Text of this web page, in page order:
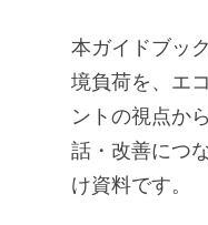
本ガイドブッ
境負荷を、エ
ントの視点か
話・改善につ
け資料です。